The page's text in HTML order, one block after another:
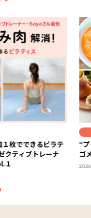
でできるピラテ
ィブトレーナ
Diet
“プラ
ゴメプ